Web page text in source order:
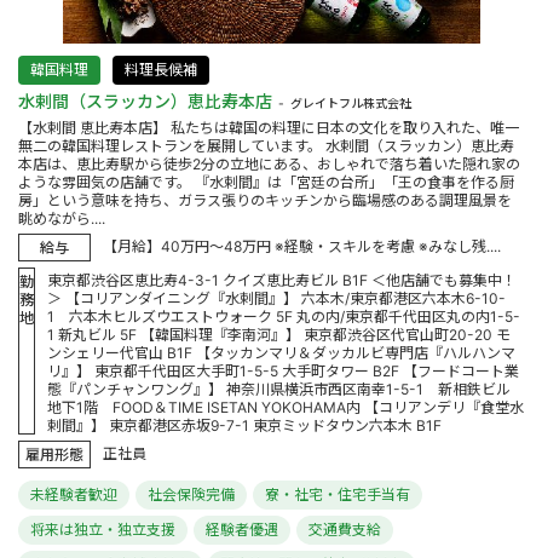
韓国料理 料理長候補
水剌間（スラッカン）恵比寿本店 グレイトフル株式会社
【水剌間 恵比寿本店】 私たちは韓国の料理に日本の文化を取り入れた、唯一
無二の韓国料理レストランを展開しています。 水剌間（スラッカン）恵比寿
本店は、恵比寿駅から徒歩2分の立地にある、おしゃれで落ち着いた隠れ家の
ような雰囲気の店舗です。 『水剌間』は「宮廷の台所」「王の食事を作る厨
房」という意味を持ち、ガラス張りのキッチンから臨場感のある調理風景を
眺めながら....
給与
【月給】40万円～48万円 ※経験・スキルを考慮 ※みなし残....
勤
務
地
東京都渋谷区恵比寿4-3-1 クイズ恵比寿ビル B1F ＜他店舗でも募集中！
＞ 【コリアンダイニング『水剌間』】 六本木/東京都港区六本木6-10-
1 六本木ヒルズウエストウォーク 5F 丸の内/東京都千代田区丸の内1-5-
1 新丸ビル 5F 【韓国料理『李南河』】 東京都渋谷区代官山町20-20 モ
ンシェリー代官山 B1F 【タッカンマリ＆ダッカルビ専門店『ハルハンマ
リ』】 東京都千代田区大手町1-5-5 大手町タワー B2F 【フードコート業
態『パンチャンワング』】 神奈川県横浜市西区南幸1-5-1 新相鉄ビル
地下1階 FOOD＆TIME ISETAN YOKOHAMA内 【コリアンデリ『食堂水
剌間』】 東京都港区赤坂9-7-1 東京ミッドタウン六本木 B1F
雇用形態
正社員
未経験者歓迎 社会保険完備
寮・社宅・住宅手当有
将来は独立・独立支援
経験者優遇
交通費支給